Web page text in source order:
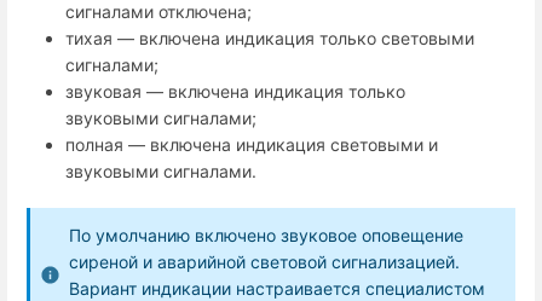
сигналами отключена;
тихая — включена индикация только световыми
сигналами;
звуковая — включена индикация только
звуковыми сигналами;
полная — включена индикация световыми и
звуковыми сигналами.
По умолчанию включено звуковое оповещение
сиреной и аварийной световой сигнализацией.
Вариант индикации настраивается специалистом